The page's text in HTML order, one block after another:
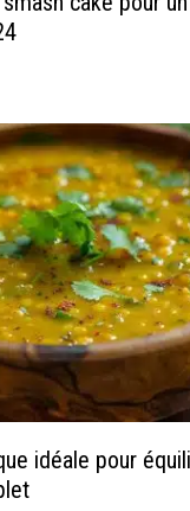
idéale pour